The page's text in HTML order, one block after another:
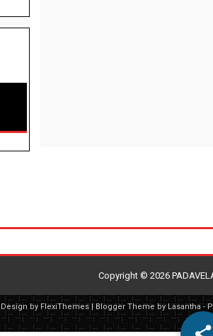
Copyright © 2026
Design by FlexiThemes| Blogger Theme by Lasantha-